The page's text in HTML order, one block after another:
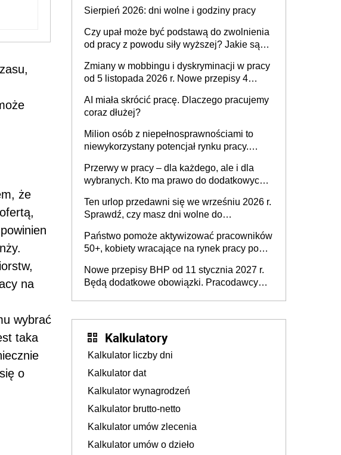
że
na
wybrać
taka
o
zespołu
Sierpień 2026: dni wolne i godziny pracy
Czy upał może być podstawą do zwolnienia
od pracy z powodu siły wyższej? Jakie są
Zmiany w mobbingu i dyskryminacji w pracy
od 5 listopada 2026 r. Nowe przepisy 4
Ustaw
AI miała skrócić pracę. Dlaczego pracujemy
coraz dłużej?
Milion osób z niepełnosprawnościami to
niewykorzystany potencjał rynku pracy.
dofinansowań czy refundacji, ale bariery po
stronie systemu i świadomości
pracodawców [WYWIAD]
Przerwy w pracy – dla każdego, ale i dla
wybranych. Kto ma prawo do dodatkowych
Ten urlop przedawni się we wrześniu 2026 r.
Sprawdź, czy masz dni wolne do
Państwo pomoże aktywizować pracowników
50+, kobiety wracające na rynek pracy po
osoby neuroatypowe. Powstanie Fundusz
na rzecz Inkluzywności w Zatrudnianiu?
Nowe przepisy BHP od 11 stycznia 2027 r.
Będą dodatkowe obowiązki. Pracodawcy
Kalkulatory
Kalkulator liczby dni
Kalkulator dat
Kalkulator wynagrodzeń
Kalkulator brutto-netto
Kalkulator umów zlecenia
Kalkulator umów o dzieło